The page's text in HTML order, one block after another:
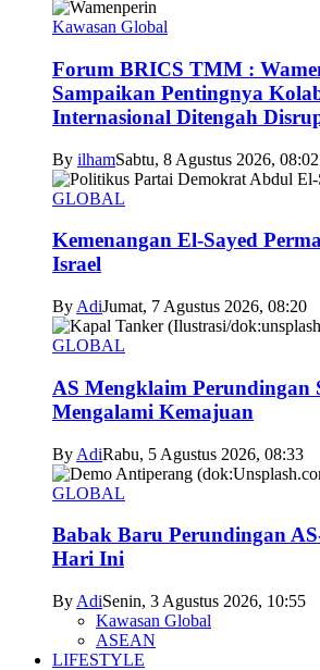
Kawasan Global
Forum BRICS TMM :
Sampaikan Pentingnya
Internasional Ditengah
By ilhamSabtu, 8 Agustus 2026, 08:02
GLOBAL
Kemenangan El-Sayed
Israel
By AdiJumat, 7 Agustus 2026, 08:20
GLOBAL
AS Mengklaim Perundingan
Mengalami Kemajuan
By AdiRabu, 5 Agustus 2026, 08:33
GLOBAL
Babak Baru Perundingan
Hari Ini
By AdiSenin, 3 Agustus 2026, 10:55
Kawasan Global
ASEAN
LIFESTYLE